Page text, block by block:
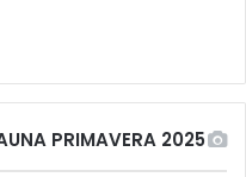
PRIMAVERA 2025